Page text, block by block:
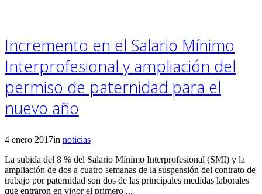
Incremento en el Salario Mínimo
Interprofesional y ampliación del
permiso de paternidad para el
nuevo año
4 enero 2017in noticias
La subida del 8 % del Salario Mínimo Interprofesional (SMI) y la
ampliación de dos a cuatro semanas de la suspensión del contrato de
trabajo por paternidad son dos de las principales medidas laborales
que entraron en vigor el primero ...